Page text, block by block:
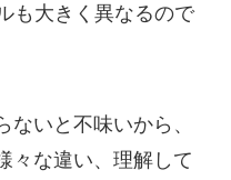
も大きく異なるので
いと不味いから、
々な違い、理解して